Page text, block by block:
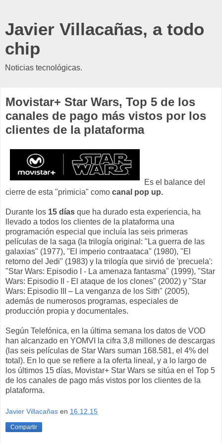
Javier Villacañas, a todo
chip
Noticias tecnológicas.
Movistar+ Star Wars, Top 5 de los
canales de pago más vistos por los
clientes de la plataforma
Es el balance del
cierre de esta "primicia" como canal pop up.
Durante los 15 días que ha durado esta experiencia, ha
llevado a todos los clientes de la plataforma una
programación especial que incluía las seis primeras
películas de la saga (la trilogía original: "La guerra de las
galaxias" (1977), "El imperio contraataca" (1980), "El
retorno del Jedi" (1983) y la trilogía que sirvió de 'precuela':
"Star Wars: Episodio I - La amenaza fantasma" (1999), "Star
Wars: Episodio II - El ataque de los clones" (2002) y "Star
Wars: Episodio III – La venganza de los Sith" (2005),
además de numerosos programas, especiales de
producción propia y documentales.
Según Telefónica, en la última semana los datos de VOD
han alcanzado en YOMVI la cifra 3,8 millones de descargas
(las seis películas de Star Wars suman 168.581, el 4% del
total). En lo que se refiere a la oferta lineal, y a lo largo de
los últimos 15 días, Movistar+ Star Wars se sitúa en el Top 5
de los canales de pago más vistos por los clientes de la
plataforma.
Javier Villacañas en 16.12.15
Compartir